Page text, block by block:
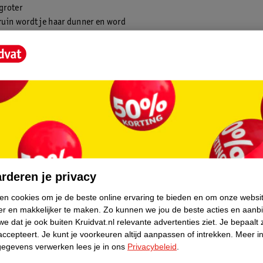
wordt je haar dunner en word
van kaal worden (door erfelijkheid) duurt jaren. In het begin merk je
dunner wordt, tot het moment waarop de plek op je hoofd groter
je doen om je haar gezonder te maken?
door de erfelijke vorm van kaal worden, dan is er weinig dat je kan
terug te draaien. Krijg je dunner haar op je hoofd en schijnt de zon?
door de zon.
dat een slecht voedingspatroon en stress een direct effect
je of word je kaal? Dan zegt dit niets over hoe gezond of ongezond
voor gezonder haar
je privacy
cookies om je de beste online ervaring te bieden en om onze
en makkelijker te maken. Zo kunnen we jou de beste acties en
dat je ook buiten Kruidvat.nl relevante advertenties ziet. Je bepaalt
Je kunt je voorkeuren altijd aanpassen of intrekken.
Meer
verwerken lees je in ons Privacybeleid